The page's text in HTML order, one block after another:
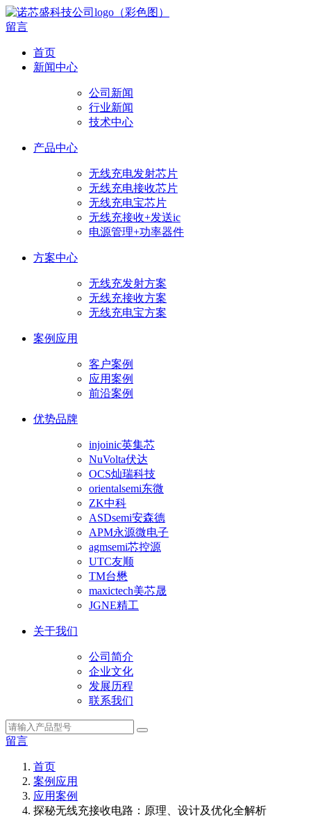
留言
首页
新闻中心
公司新闻
行业新闻
技术中心
产品中心
无线充电发射芯片
无线充电接收芯片
无线充电宝芯片
无线充接收+发送ic
电源管理+功率器件
方案中心
无线充发射方案
无线充接收方案
无线充电宝方案
案例应用
客户案例
应用案例
前沿案例
优势品牌
injoinic英集芯
NuVolta伏达
OCS灿瑞科技
orientalsemi东微
ZK中科
ASDsemi安森德
APM永源微电子
agmsemi芯控源
UTC友顺
TM台懋
maxictech美芯晟
JGNE精工
关于我们
公司简介
企业文化
发展历程
联系我们
留言
首页
案例应用
应用案例
探秘无线充接收电路：原理、设计及优化全解析